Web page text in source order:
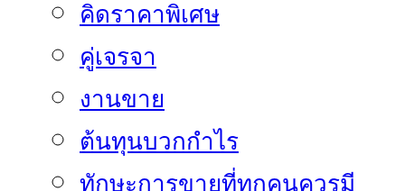
คิดราคาพิเศษ
คู่เจรจา
งานขาย
ต้นทุนบวกกำไร
ทักษะการขายที่ทุกคนควรมี